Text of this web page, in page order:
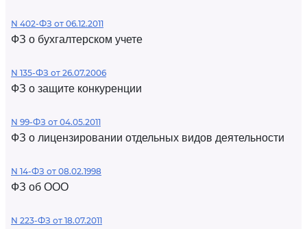
N 402-ФЗ от 06.12.2011
ФЗ о бухгалтерском учете
N 135-ФЗ от 26.07.2006
ФЗ о защите конкуренции
N 99-ФЗ от 04.05.2011
ФЗ о лицензировании отдельных видов деятельности
N 14-ФЗ от 08.02.1998
ФЗ об ООО
N 223-ФЗ от 18.07.2011